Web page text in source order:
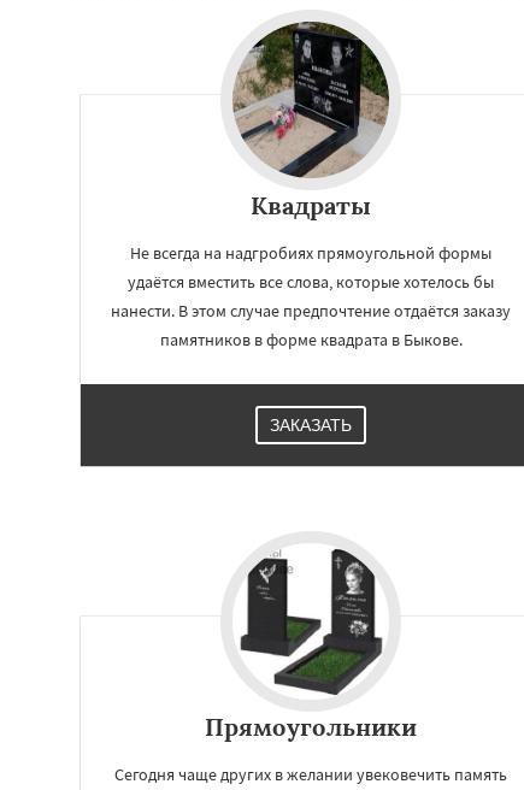
Квадраты
Не всегда на надгробиях прямоугольной формы
удаётся вместить все слова, которые хотелось бы
нанести. В этом случае предпочтение отдаётся заказу
памятников в форме квадрата в Быкове.
ЗАКАЗАТЬ
Прямоугольники
Сегодня чаще других в желании увековечить память